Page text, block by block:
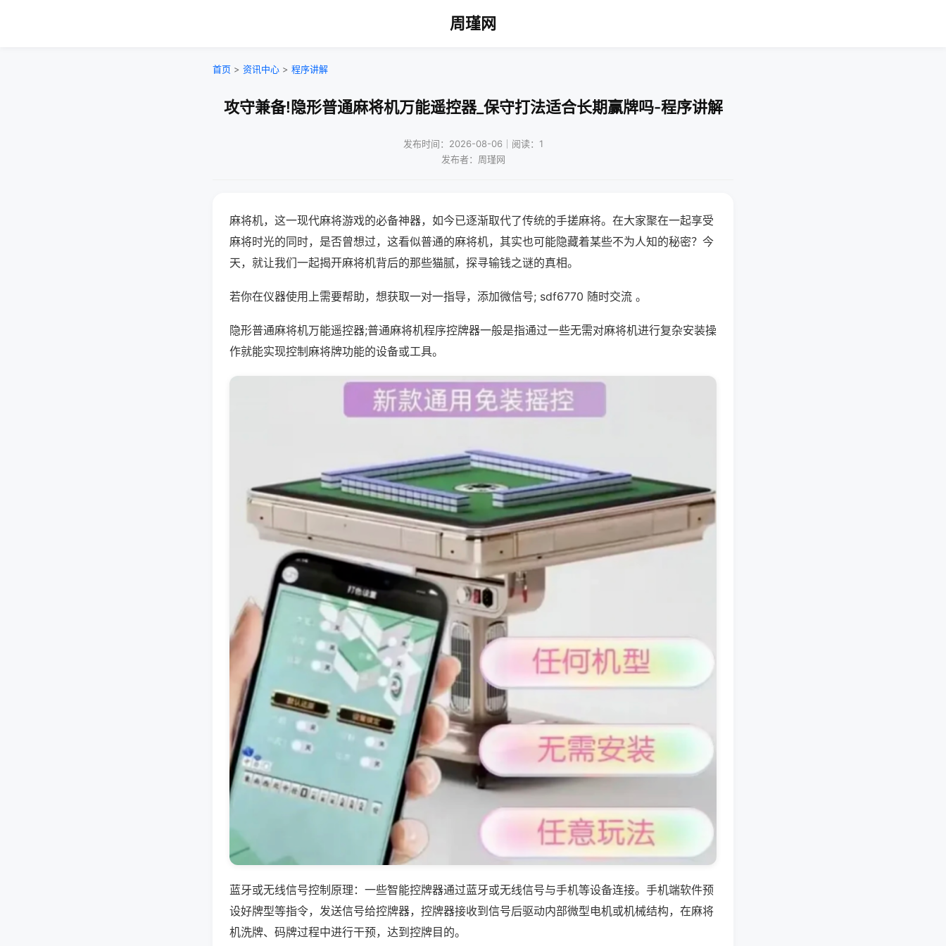
周瑾网
首页 > 资讯中心 > 程序讲解
攻守兼备!隐形普通麻将机万能遥控器_保守打法适合长期赢牌吗-程序讲解
发布时间：2026-08-06｜阅读：1
发布者：周瑾网
麻将机，这一现代麻将游戏的必备神器，如今已逐渐取代了传统的手搓麻将。在大家聚在一起享受
麻将时光的同时，是否曾想过，这看似普通的麻将机，其实也可能隐藏着某些不为人知的秘密？今
天，就让我们一起揭开麻将机背后的那些猫腻，探寻输钱之谜的真相。
若你在仪器使用上需要帮助，想获取一对一指导，添加微信号; sdf6770 随时交流 。
隐形普通麻将机万能遥控器;普通麻将机程序控牌器一般是指通过一些无需对麻将机进行复杂安装操
作就能实现控制麻将牌功能的设备或工具。
蓝牙或无线信号控制原理：一些智能控牌器通过蓝牙或无线信号与手机等设备连接。手机端软件预
设好牌型等指令，发送信号给控牌器，控牌器接收到信号后驱动内部微型电机或机械结构，在麻将
机洗牌、码牌过程中进行干预，达到控牌目的。